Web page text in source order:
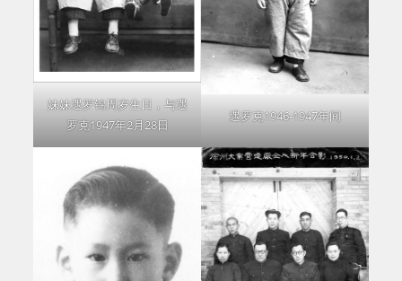
妹妹遇罗锦周岁生日，与遇
罗克1947年2月28日
遇罗克1946-1947年间